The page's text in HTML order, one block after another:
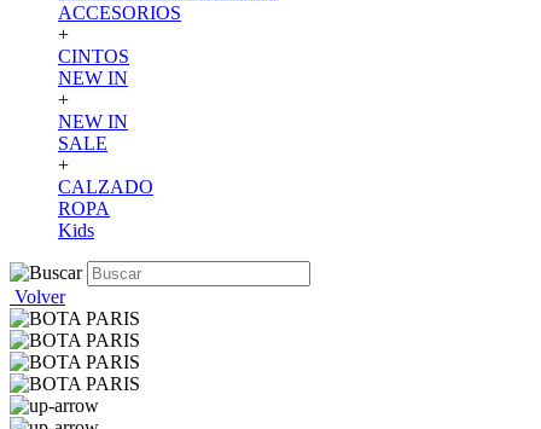
ACCESORIOS
+
CINTOS
NEW IN
+
NEW IN
SALE
+
CALZADO
ROPA
Kids
Volver